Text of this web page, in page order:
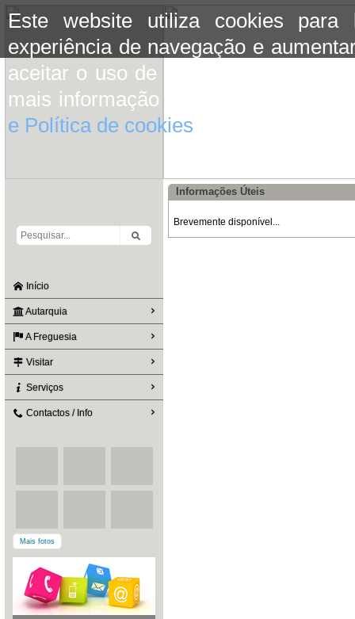
Este website utiliza cookies para
experiência de navegação e
aceitar o uso de cookies basta
mais informação consulte a
e Política de cookies
Início
Autarquia
A Freguesia
Visitar
Serviços
Contactos / Info
Mais fotos
Informações Úteis
Brevemente disponível...